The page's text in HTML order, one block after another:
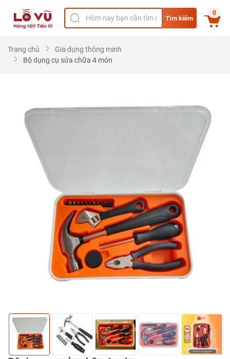
Tìm kiếm
0
Trang chủ
Gia dụng thông minh
Bộ dụng cụ sửa chữa 4 món